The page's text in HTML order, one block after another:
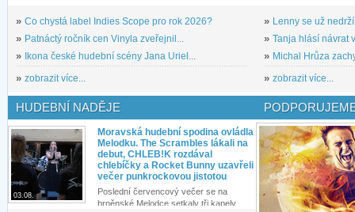
» Co chystá label Indies Scope pro rok 2026?
» Patnáctý ročník cen Vinyla zveřejnil...
»
Ikona české hudební scény Jana Uriel...
» zobrazit více...
» Lenny se už
» Tanja hlásí návrat
» Michal Hrůza
» zobrazit více...
HUDEBNÍ NADĚJE
03.08.
Moravská hudební spodina ovládla
Melodku. The Scrambles lákali na
debut, CHLEB!K rozdával
chlebíčky a Rocket Bunny uzavřeli
večer punkrockovou jistotou
Poslední červencový večer se na
brněnské Melodce setkaly tři kapely...